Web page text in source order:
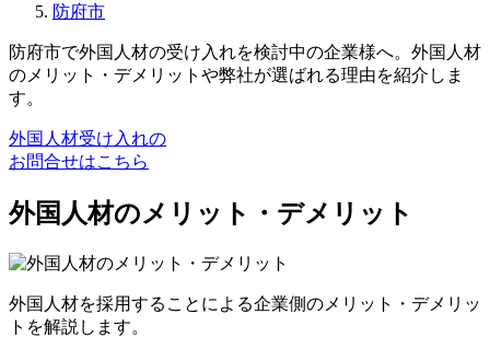
防府市
防府市で外国人材の受け入れを検討中の企業様へ。外国人材
のメリット・デメリットや弊社が選ばれる理由を紹介しま
す。
外国人材受け入れの
お問合せはこちら
外国人材のメリット・デメリット
外国人材を採用することによる企業側のメリット・デメリッ
トを解説します。